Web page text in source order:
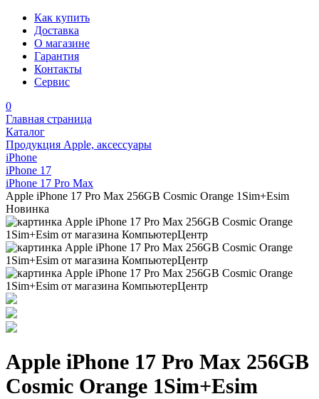
Как купить
Доставка
О магазине
Гарантия
Контакты
Сервис
0
Главная страница
Каталог
Продукция Apple, аксессуары
iPhone
iPhone 17
iPhone 17 Pro Max
Apple iPhone 17 Pro Max 256GB Cosmic Orange 1Sim+Esim
Новинка
Apple iPhone 17 Pro Max 256GB
Cosmic Orange 1Sim+Esim